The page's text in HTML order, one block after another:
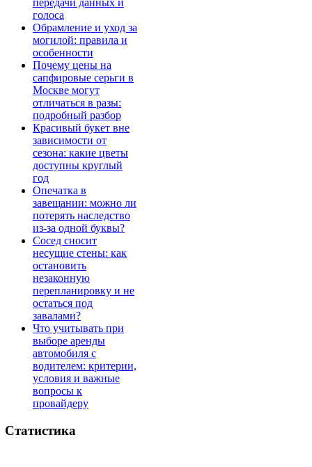
передачи данных и
голоса
Обрамление и уход за
могилой: правила и
особенности
Почему цены на
сапфировые серьги в
Москве могут
отличаться в разы:
подробный разбор
Красивый букет вне
зависимости от
сезона: какие цветы
доступны круглый
год
Опечатка в
завещании: можно ли
потерять наследство
из-за одной буквы?
Сосед сносит
несущие стены: как
остановить
незаконную
перепланировку и не
остаться под
завалами?
Что учитывать при
выборе аренды
автомобиля с
водителем: критерии,
условия и важные
вопросы к
провайдеру
Статистика